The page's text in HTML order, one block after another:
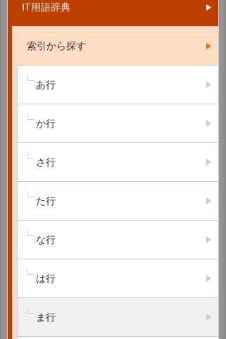
IT用語辞典
索引から探す
あ行
か行
さ行
た行
な行
は行
ま行